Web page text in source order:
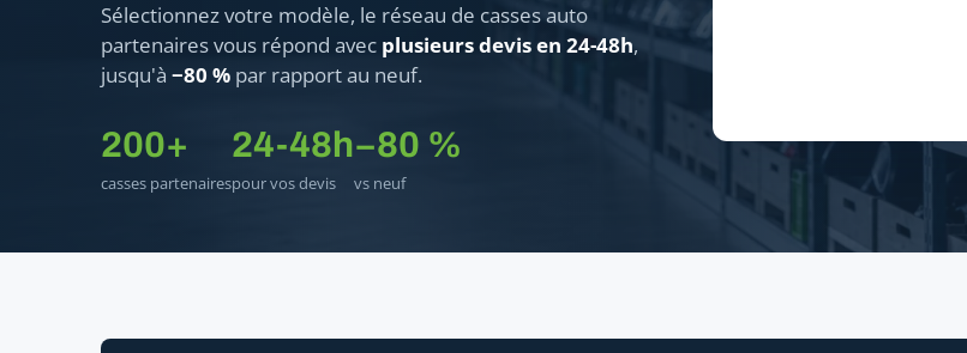
Sélectionnez votre modèle, le réseau de casses auto
partenaires vous répond avec plusieurs devis en 24-48h,
jusqu'à −80 % par rapport au neuf.
200+
casses partenaires
24-48h
pour vos devis
−80 %
vs neuf